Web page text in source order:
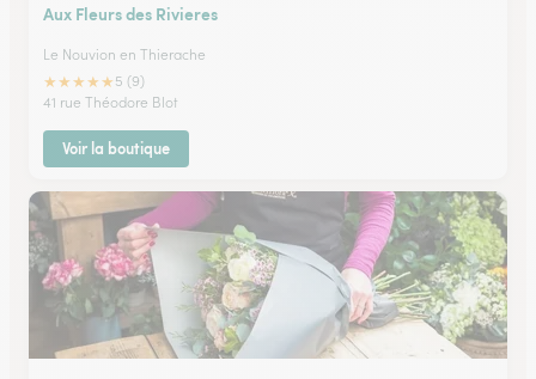
Aux Fleurs des Rivieres
Le Nouvion en Thierache
★★★★★ 5 (9)
41 rue Théodore Blot
Voir la boutique